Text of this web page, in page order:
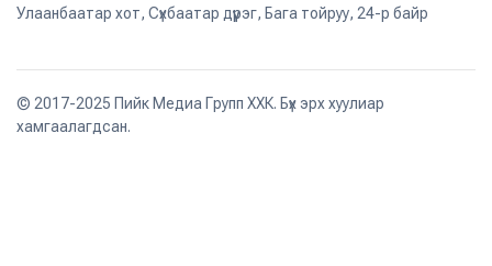
Улаанбаатар хот, Сүхбаатар дүүрэг, Бага тойруу, 24-р байр
© 2017-2025 Пийк Медиа Групп ХХК. Бүх эрх хуулиар
хамгаалагдсан.